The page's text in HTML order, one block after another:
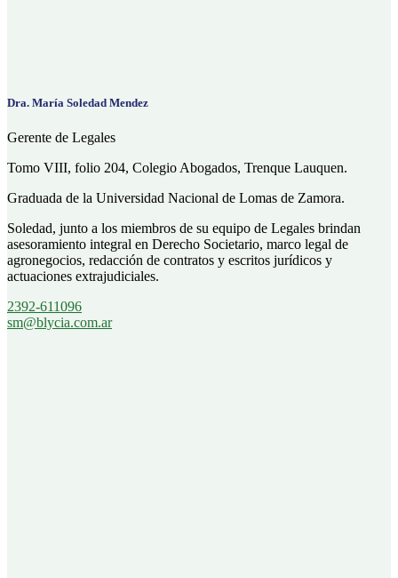
Dra. María Soledad Mendez
Gerente de Legales
Tomo VIII, folio 204, Colegio Abogados, Trenque Lauquen.
Graduada de la Universidad Nacional de Lomas de Zamora.
Soledad, junto a los miembros de su equipo de Legales brindan
asesoramiento integral en Derecho Societario, marco legal de
agronegocios, redacción de contratos y escritos jurídicos y
actuaciones extrajudiciales.
2392-611096
sm@blycia.com.ar